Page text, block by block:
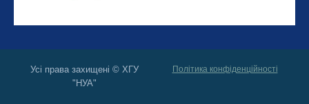
Усі права захищені © ХГУ
"НУА"
Політика конфіденційності